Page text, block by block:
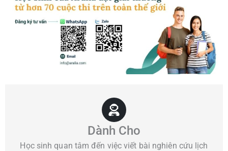
Dành Cho
Học sinh quan tâm đến việc viết bài nghiên cứu lịch